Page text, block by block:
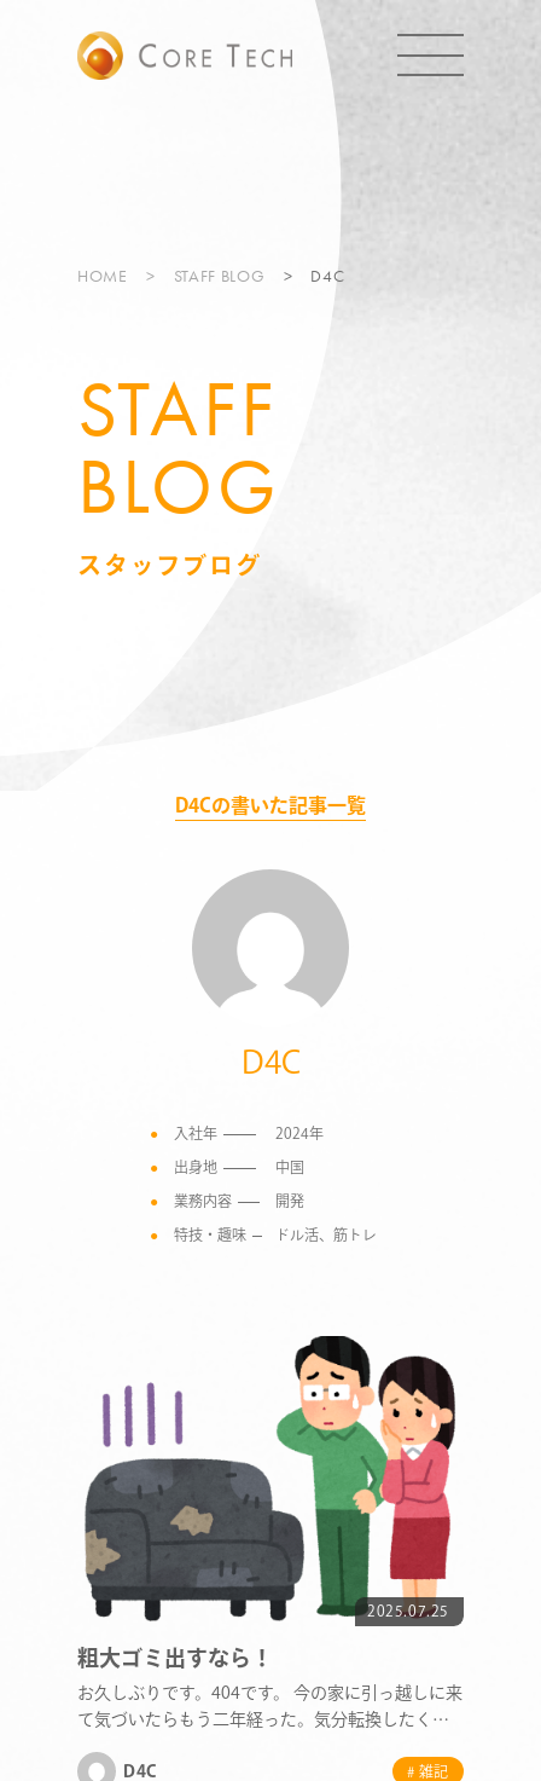
HOME STAFF BLOG D4C
STAFF
BLOG
スタッフブログ
D4Cの書いた記事一覧
D4C
入社年 2024年
出身地 中国
業務内容 開発
特技・趣味 ドル活、筋トレ
2025.07.25
粗大ゴミ出すなら！
お久しぶりです。404です。 今の家に引っ越しに来
て気づいたらもう二年経った。気分転換したくて
D4C
# 雑記